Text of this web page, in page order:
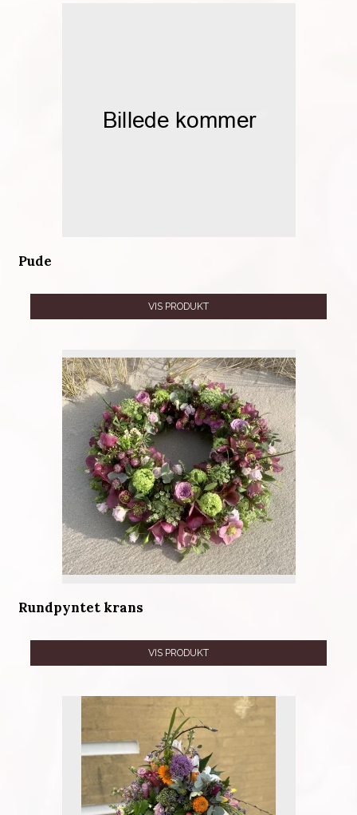
Pude
VIS PRODUKT
Rundpyntet krans
VIS PRODUKT